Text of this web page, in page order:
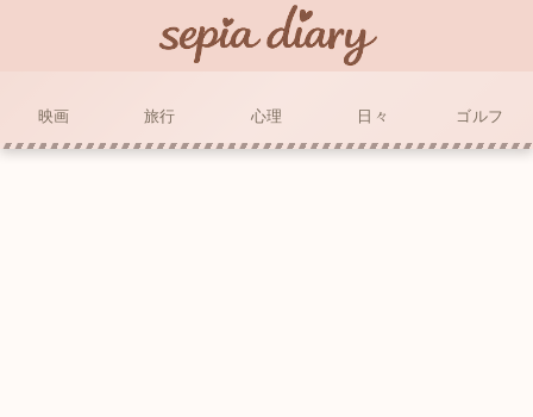
映画 旅行 心理 日々 ゴルフ